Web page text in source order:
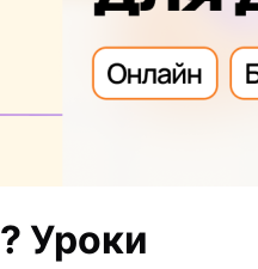
? Уроки